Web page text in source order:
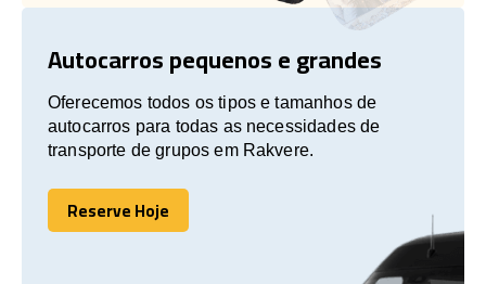
Autocarros pequenos e grandes
Oferecemos todos os tipos e tamanhos de
autocarros para todas as necessidades de
transporte de grupos em Rakvere.
Reserve Hoje
Reserve Hoje